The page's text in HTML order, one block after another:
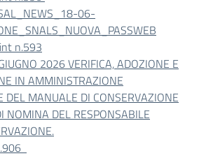
06-
n.593
2026 VERIFICA, ADOZIONE E
IN AMMINISTRAZIONE
DEL MANUALE DI CONSERVAZIONE
NOMINA DEL RESPONSABILE